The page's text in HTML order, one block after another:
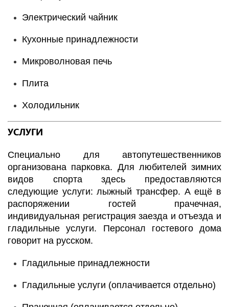
Электрический чайник
Кухонные принадлежности
Микроволновая печь
Плита
Холодильник
УСЛУГИ
Специально для автопутешественников
организована парковка. Для любителей зимних
видов спорта здесь предоставляются
следующие услуги: лыжный трансфер. А ещё в
распоряжении гостей прачечная,
индивидуальная регистрация заезда и отъезда и
гладильные услуги. Персонал гостевого дома
говорит на русском.
Гладильные принадлежности
Гладильные услуги (оплачивается отдельно)